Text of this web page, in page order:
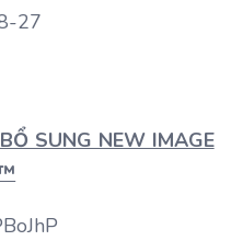
27
SUNG NEW IMAGE